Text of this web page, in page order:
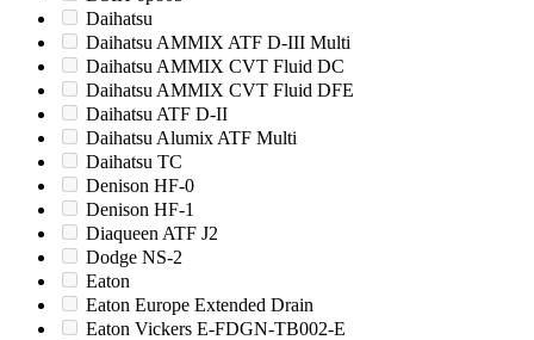
Daihatsu
Daihatsu AMMIX ATF D-III Multi
Daihatsu AMMIX CVT Fluid DC
Daihatsu AMMIX CVT Fluid DFE
Daihatsu ATF D-II
Daihatsu Alumix ATF Multi
Daihatsu TC
Denison HF-0
Denison HF-1
Diaqueen ATF J2
Dodge NS-2
Eaton
Eaton Europe Extended Drain
Eaton Vickers E-FDGN-TB002-E